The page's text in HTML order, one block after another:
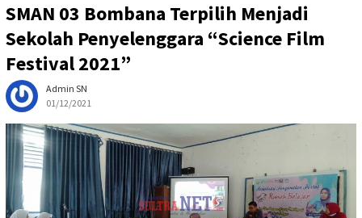
SMAN 03 Bombana Terpilih Menjadi
Sekolah Penyelenggara “Science Film
Festival 2021”
Admin SN
01/12/2021